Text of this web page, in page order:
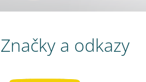
Značky a odkazy